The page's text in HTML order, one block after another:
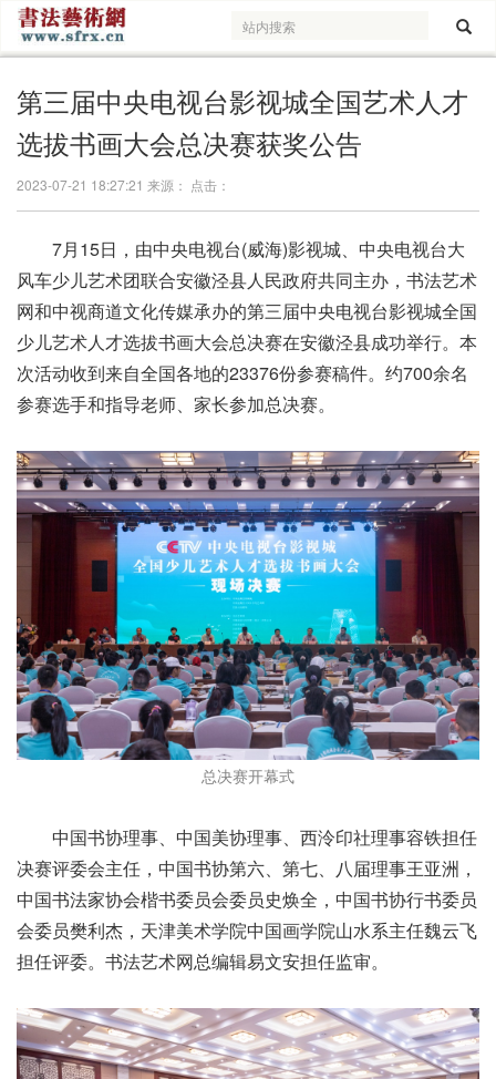
第三届中央电视台影视城全国艺术人才
选拔书画大会总决赛获奖公告
2023-07-21 18:27:21 来源： 点击：
7月15日，由中央电视台(威海)影视城、中央电视台大
风车少儿艺术团联合安徽泾县人民政府共同主办，书法艺术
网和中视商道文化传媒承办的第三届中央电视台影视城全国
少儿艺术人才选拔书画大会总决赛在安徽泾县成功举行。本
次活动收到来自全国各地的23376份参赛稿件。约700余名
参赛选手和指导老师、家长参加总决赛。
总决赛开幕式
中国书协理事、中国美协理事、西泠印社理事容铁担任
决赛评委会主任，中国书协第六、第七、八届理事王亚洲，
中国书法家协会楷书委员会委员史焕全，中国书协行书委员
会委员樊利杰，天津美术学院中国画学院山水系主任魏云飞
担任评委。书法艺术网总编辑易文安担任监审。